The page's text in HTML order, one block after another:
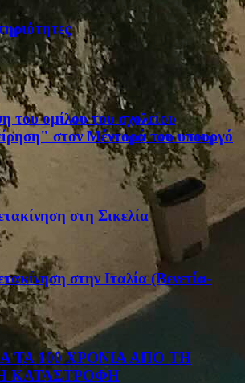
του ομίλου του σχολείου
στον Μέντορά του υπουργό
στη Σικελία
στην Ιταλία (Βενετία-
ΤΑ 100 ΧΡΟΝΙΑ ΑΠΟ ΤΗ
ΚΑΤΑΣΤΡΟΦΗ